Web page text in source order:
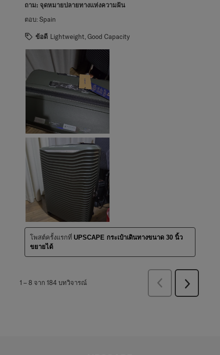
ถาม: จุดหมายปลายทางแห่งความฝัน
ตอบ:Spain
ข้อดี Lightweight, Good Capacity
โพสต์ครั้งแรกที่ UPSCAPE กระเป๋าเดินทางขนาด 30 นิ้ว
ขยายได้
1 –8 จาก 184 บทวิจารณ์
ก่อน
ถัด